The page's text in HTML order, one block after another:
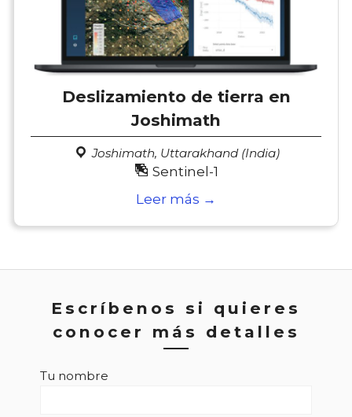
Deslizamiento de tierra en
Joshimath
Joshimath, Uttarakhand (India)
Sentinel-1
Leer más →
Escríbenos si quieres
conocer más detalles
Tu nombre